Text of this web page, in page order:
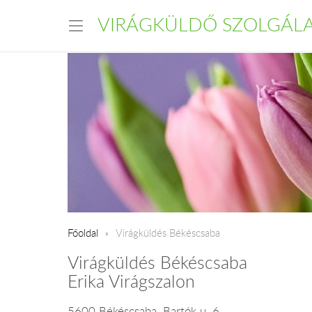
VIRÁGKÜLDŐ
Főoldal Virágküldés Békéscsaba
Virágküldés Békéscsaba
Erika Virágszalon